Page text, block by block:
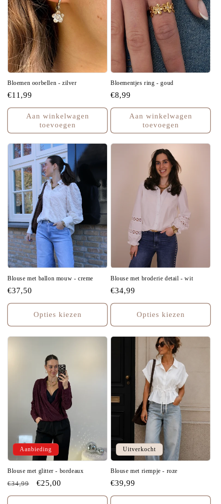
Bloemen oorbellen - zilver
Normale
prijs
€11,99
Aan winkelwagen
toevoegen
Bloementjes ring - goud
Normale
prijs
€8,99
Aan winkelwagen
toevoegen
Blouse met ballon mouw - creme
Normale
prijs
€37,50
Opties kiezen
Blouse met broderie detail - wit
Normale
prijs
€34,99
Opties kiezen
Aanbieding
Blouse met glitter - bordeaux
Normale
prijs
€34,99 Aanbiedingsprijs
€25,00
Uitverkocht
Blouse met riempje - roze
Normale
prijs
€39,99